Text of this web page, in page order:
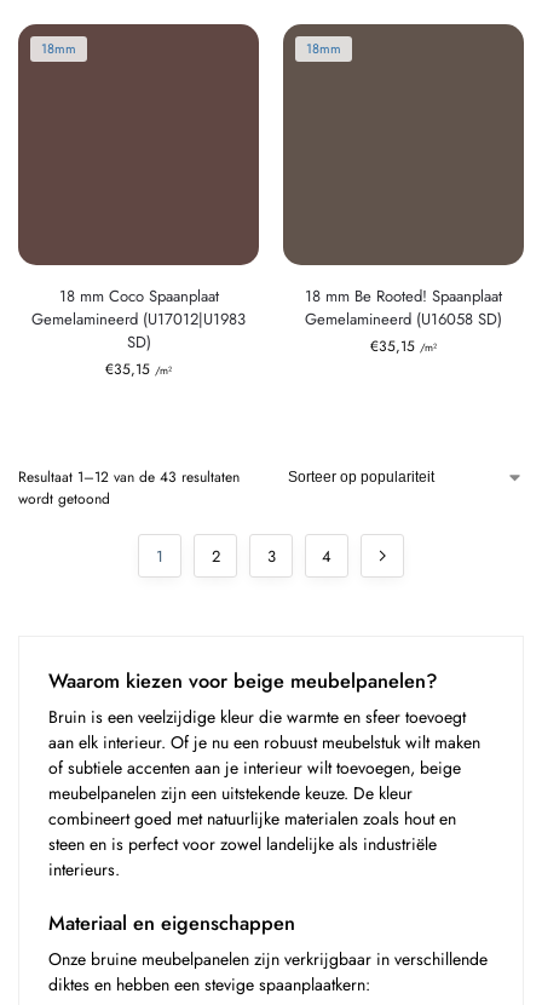
18mm
18 mm Coco Spaanplaat
Gemelamineerd (U17012|U1983
SD)
€35,15 /m²
18mm
18 mm Be Rooted! Spaanplaat
Gemelamineerd (U16058 SD)
€35,15 /m²
Resultaat 1–12 van de 43 resultaten
wordt getoond
1 2 3 4
Waarom kiezen voor beige meubelpanelen?
Bruin is een veelzijdige kleur die warmte en sfeer toevoegt
aan elk interieur. Of je nu een robuust meubelstuk wilt maken
of subtiele accenten aan je interieur wilt toevoegen, beige
meubelpanelen zijn een uitstekende keuze. De kleur
combineert goed met natuurlijke materialen zoals hout en
steen en is perfect voor zowel landelijke als industriële
interieurs.
Materiaal en eigenschappen
Onze bruine meubelpanelen zijn verkrijgbaar in verschillende
diktes en hebben een stevige spaanplaatkern: